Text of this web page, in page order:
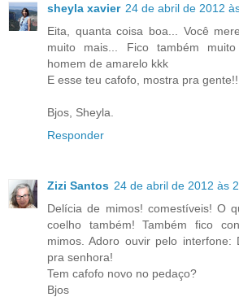
sheyla xavier 24 de abril de 2012
Eita, quanta coisa boa... Você
muito mais... Fico também
homem de amarelo kkk
E esse teu cafofo, mostra pra gente!!
Bjos, Sheyla.
Responder
Zizi Santos 24 de abril de 2012 às
Delícia de mimos! comestíveis! O
coelho também! Também fico
mimos. Adoro ouvir pelo interfone:
pra senhora!
Tem cafofo novo no pedaço?
Bjos